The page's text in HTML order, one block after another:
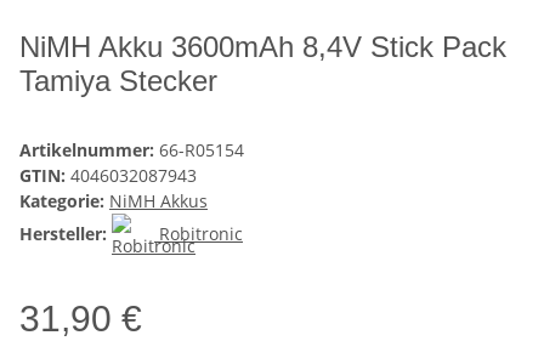
NiMH Akku 3600mAh 8,4V Stick Pack
Tamiya Stecker
Artikelnummer: 66-R05154
GTIN: 4046032087943
Kategorie: NiMH Akkus
Hersteller:
Robitronic
31,90 €